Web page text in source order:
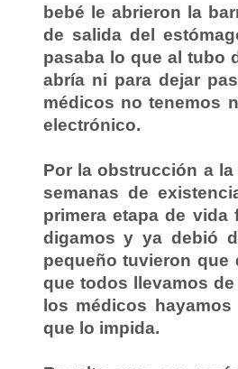
bebé le abrieron la
de salida del
pasaba lo que al tubo
abría ni para dejar
médicos no tenemos
electrónico.
Por la obstrucción a
semanas de
primera etapa de
digamos y ya debió
pequeño tuvieron que
que todos llevamos
los médicos
que lo impida.